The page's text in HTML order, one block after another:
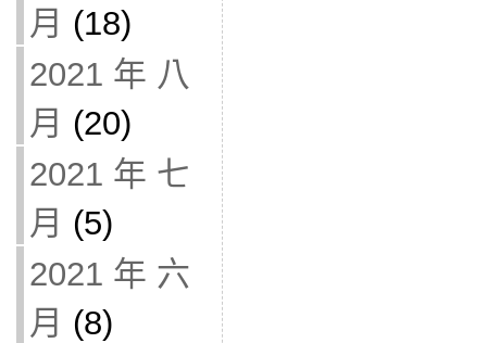
月 (18)
2021 年 八
月 (20)
2021 年 七
月 (5)
2021 年 六
月 (8)